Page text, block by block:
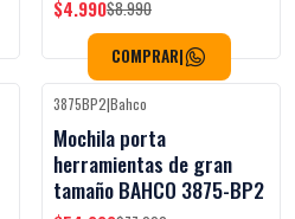
$4.990$8.990
COMPRAR|
-29%OFF
3875BP2|Bahco
Mochila porta
herramientas de gran
tamaño BAHCO 3875-BP2